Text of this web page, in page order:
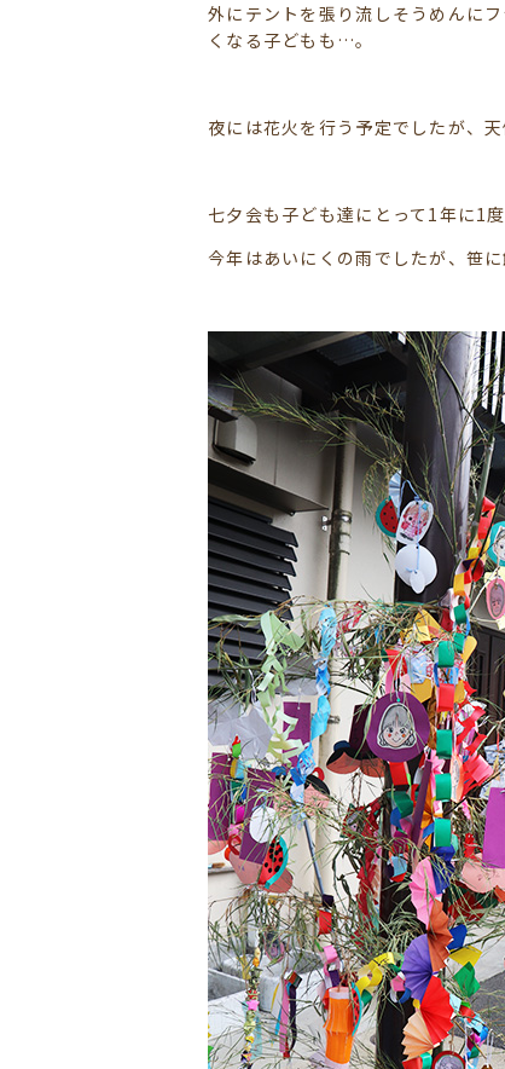
外にテントを張り流しそうめんに
くなる子どもも…。
夜には花火を行う予定でしたが、
七夕会も子ども達にとって1年に1
今年はあいにくの雨でしたが、笹